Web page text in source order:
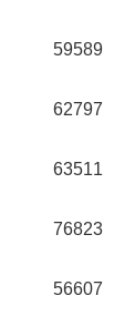
59589
62797
63511
76823
56607